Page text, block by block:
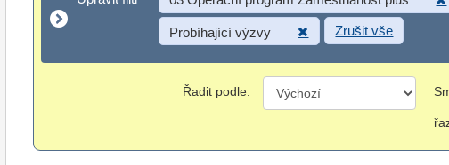
Probíhající výzvy Zrušit vše
Řadit podle: